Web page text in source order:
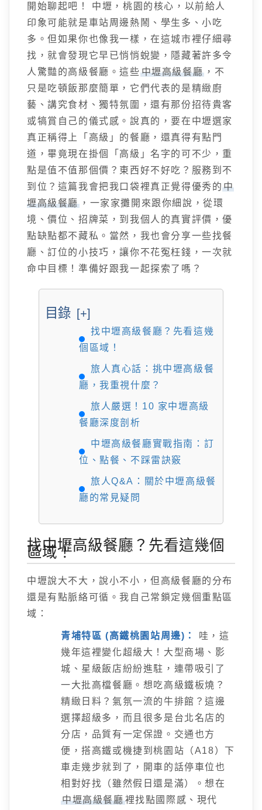
開始聊起吧！ 中壢，桃園的核心，以前給人
印象可能就是車站周邊熱鬧、學生多、小吃
多。但如果你也像我一樣，在這城市裡仔細尋
找，就會發現它早已悄悄蛻變，隱藏著許多令
人驚豔的高級餐廳。這些 中壢高級餐廳 ，不
只是吃頓飯那麼簡單，它們代表的是精緻廚
藝、講究食材、獨特氛圍，還有那份招待貴客
或犒賞自己的儀式感。說真的，要在中壢選家
真正稱得上「高級」的餐廳，還真得有點門
道，畢竟現在掛個「高級」名字的可不少，重
點是值不值那個價？東西好不好吃？服務到不
到位？這篇我會把我口袋裡真正覺得優秀的中
壢高級餐廳 ，一家家攤開來跟你細說，從環
境、價位、招牌菜，到我個人的真實評價，優
點缺點都不藏私。當然，我也會分享一些找餐
廳、訂位的小技巧，讓你不花冤枉錢，一次就
命中目標！準備好跟我一起探索了嗎？
目錄 [+]
找中壢高級餐廳？先看這幾
個區域！
旅人真心話：挑中壢高級餐
廳，我重視什麼？
旅人嚴選！10 家中壢高級
餐廳深度剖析
中壢高級餐廳實戰指南：訂
位、點餐、不踩雷訣竅
旅人Q&A：關於中壢高級餐
廳的常見疑問
找中壢高級餐廳？先看這幾個
區域！
中壢說大不大，說小不小，但高級餐廳的分布
還是有點脈絡可循。我自己常鎖定幾個重點區
域：
青埔特區 (高鐵桃園站周邊)：
哇，這
幾年這裡變化超級大！大型商場、影
城、星級飯店紛紛進駐，連帶吸引了
一大批高檔餐廳。想吃高級鐵板燒？
精緻日料？氣氛一流的牛排館？這邊
選擇超級多，而且很多是台北名店的
分店，品質有一定保證。交通也方
便，搭高鐵或機捷到桃園站（A18）下
車走幾步就到了，開車的話停車位也
相對好找（雖然假日還是滿）。想在
中壢高級餐廳裡找點國際感、現代